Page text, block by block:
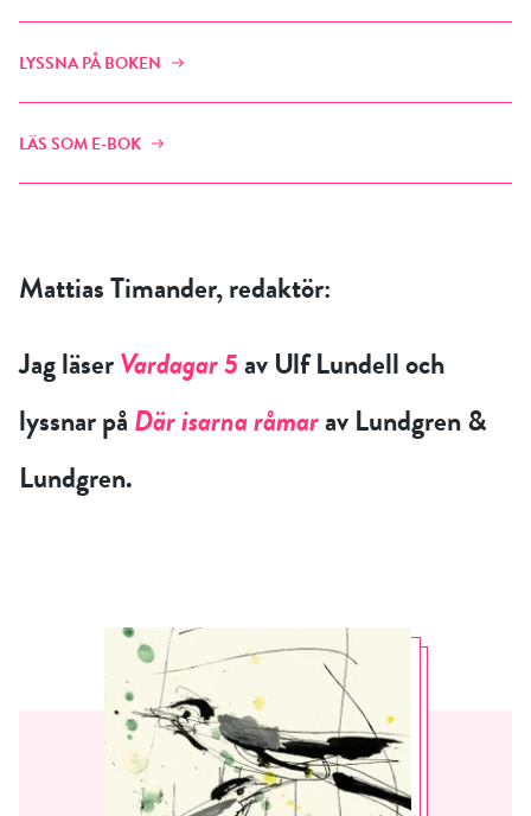
LYSSNA PÅ BOKEN
LÄS SOM E-BOK
Mattias Timander, redaktör:
Jag läserVardagar 5av Ulf Lundell och
lyssnar påDär isarna råmarav Lundgren &
Lundgren.